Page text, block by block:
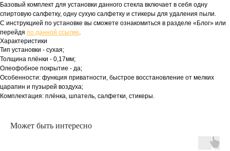
Базовый комплект для установки данного стекла включает в себя одну
спиртовую салфетку, одну сухую салфетку и стикеры для удаления пыли.
С инструкцией по установке вы сможете ознакомиться в разделе «Блог» или
перейдя по данной ссылке.
Характеристики
Тип установки - сухая;
Толщина плёнки - 0,17мм;
Олеофобное покрытие - да;
Особенности: функция приватности, быстрое восстановление от мелких
царапин и пузырей воздуха;
Комплектация: плёнка, шпатель, салфетки, стикеры.
Может быть интересно